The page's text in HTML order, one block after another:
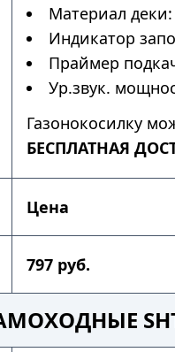
Материал
Индикатор
Праймер
Ур.звук.
Газонокосилку
БЕСПЛАТНАЯ
Цена
797 руб.